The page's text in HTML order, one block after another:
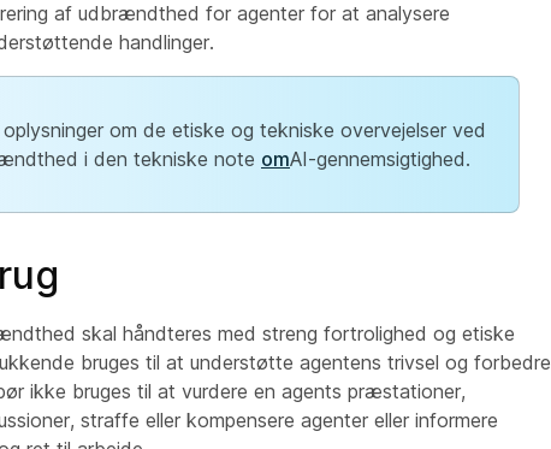
af udbrændthed for agenter for at analysere
handlinger.
om de etiske og tekniske overvejelser ved
i den tekniske note omAI-gennemsigtighed.
skal håndteres med streng fortrolighed og etiske
bruges til at understøtte agentens trivsel og forbedre
ikke bruges til at vurdere en agents præstationer,
straffe eller kompensere agenter eller informere